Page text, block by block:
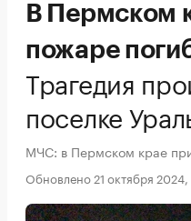
В Пермском
пожаре
Трагедия
поселке
МЧС: в Пермском крае
Обновлено 21 октября